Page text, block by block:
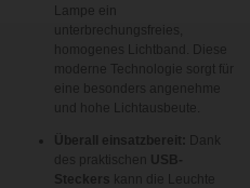
Lampe ein
unterbrechungsfreies,
homogenes Lichtband. Diese
moderne Technologie sorgt für
eine besonders angenehme
und hohe Lichtausbeute.
Überall einsatzbereit:
Dank
des praktischen
USB-
Steckers kann die Leuchte